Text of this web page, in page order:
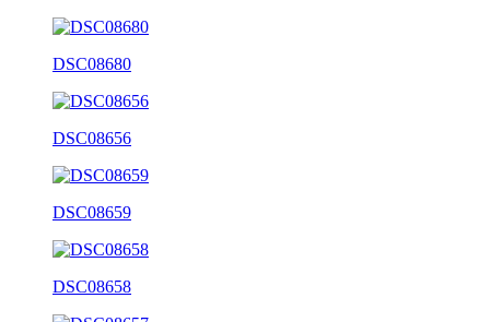
DSC08680
DSC08656
DSC08659
DSC08658